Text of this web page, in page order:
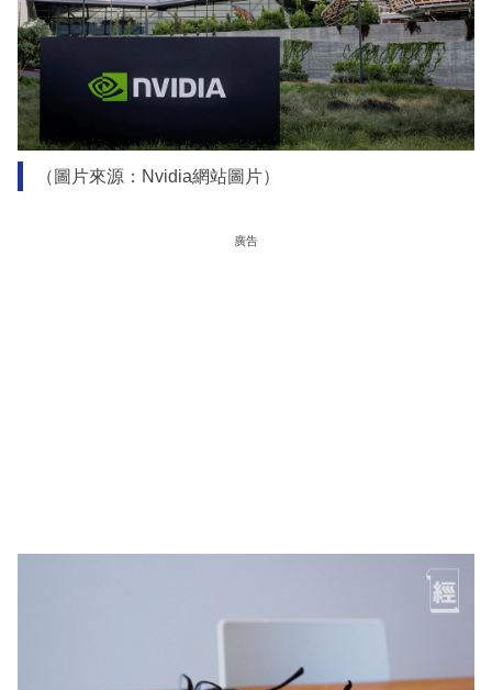
（圖片來源：Nvidia網站圖片）
廣告